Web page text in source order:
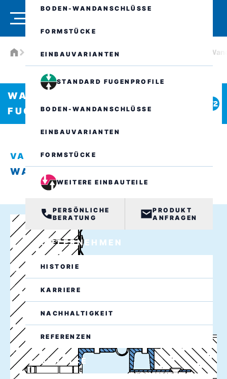
BODEN-WANDANSCHLÜSSE
FORMSTÜCKE
EINBAUVARIANTEN
STANDARD FUGENPROFILE
BODEN-WANDANSCHLÜSSE
EINBAUVARIANTEN
FORMSTÜCKE
WEITERE EINBAUTEILE
PERSÖNLICHE
BERATUNG
PRODUKT
ANFRAGEN
UNTERNEHMEN
HISTORIE
KARRIERE
NACHHALTIGKEIT
REFERENZEN
SERVICE
Produkte Wasserdichte Fugenprofile
WASSERDICHTE
FUGENPROFILE
VA.8.196/..
WANDANSCHLUSS W2